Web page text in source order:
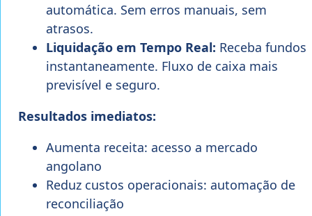
automática. Sem erros manuais, sem
atrasos.
Liquidação em Tempo Real: Receba fundos
instantaneamente. Fluxo de caixa mais
previsível e seguro.
Resultados imediatos:
Aumenta receita: acesso a mercado
angolano
Reduz custos operacionais: automação de
reconciliação